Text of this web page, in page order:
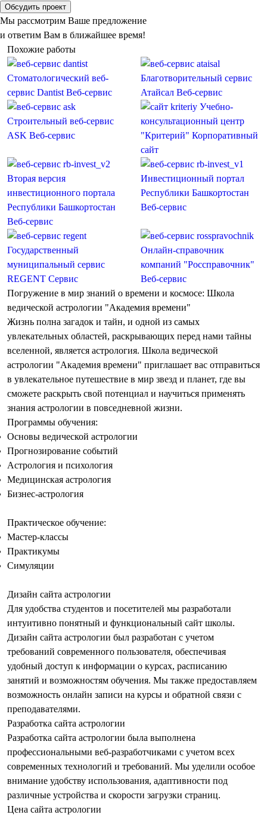
Обсудить проект
Мы рассмотрим Ваше предложение
и ответим Вам в ближайшее время!
Похожие работы
Стоматологический веб-
сервис Dantist Веб-сервис
Благотворительный сервис
Атайсал Веб-сервис
Строительный веб-сервис
ASK Веб-сервис
Учебно-
консультационный центр
"Критерий" Корпоративный
сайт
Вторая версия
инвестиционного портала
Республики Башкортостан
Веб-сервис
Инвестиционный портал
Республики Башкортостан
Веб-сервис
Государственный
муниципальный сервис
REGENT Сервис
Онлайн-справочник
компаний "Россправочник"
Веб-сервис
Погружение в мир знаний о времени и космосе: Школа
ведической астрологии "Академия времени"
Жизнь полна загадок и тайн, и одной из самых
увлекательных областей, раскрывающих перед нами тайны
вселенной, является астрология. Школа ведической
астрологии "Академия времени" приглашает вас отправиться
в увлекательное путешествие в мир звезд и планет, где вы
сможете раскрыть свой потенциал и научиться применять
знания астрологии в повседневной жизни.
Программы обучения:
Основы ведической астрологии
Прогнозирование событий
Астрология и психология
Медицинская астрология
Бизнес-астрология
Практическое обучение:
Мастер-классы
Практикумы
Симуляции
Дизайн сайта астрологии
Для удобства студентов и посетителей мы разработали
интуитивно понятный и функциональный сайт школы.
Дизайн сайта астрологии был разработан с учетом
требований современного пользователя, обеспечивая
удобный доступ к информации о курсах, расписанию
занятий и возможностям обучения. Мы также предоставляем
возможность онлайн записи на курсы и обратной связи с
преподавателями.
Разработка сайта астрологии
Разработка сайта астрологии была выполнена
профессиональными веб-разработчиками с учетом всех
современных технологий и требований. Мы уделили особое
внимание удобству использования, адаптивности под
различные устройства и скорости загрузки страниц.
Цена сайта астрологии